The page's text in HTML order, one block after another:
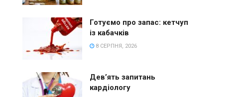
Готуємо про запас: кетчуп
із кабачків
8 СЕРПНЯ, 2026
Дев’ять запитань
кардіологу